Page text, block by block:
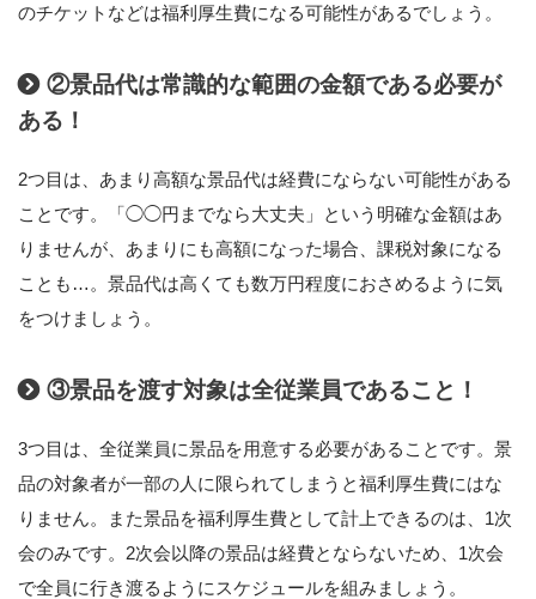
のチケットなどは福利厚生費になる可能性があるでしょう。
②景品代は常識的な範囲の金額である必要が
ある！
2つ目は、あまり高額な景品代は経費にならない可能性がある
ことです。「◯◯円までなら大丈夫」という明確な金額はあ
りませんが、あまりにも高額になった場合、課税対象になる
ことも…。景品代は高くても数万円程度におさめるように気
をつけましょう。
③景品を渡す対象は全従業員であること！
3つ目は、全従業員に景品を用意する必要があることです。景
品の対象者が一部の人に限られてしまうと福利厚生費にはな
りません。また景品を福利厚生費として計上できるのは、1次
会のみです。2次会以降の景品は経費とならないため、1次会
で全員に行き渡るようにスケジュールを組みましょう。